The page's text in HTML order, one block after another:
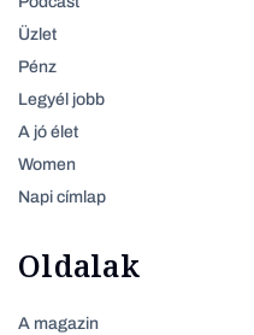
Üzlet
Pénz
Legyél jobb
A jó élet
Women
Napi címlap
Oldalak
A magazin